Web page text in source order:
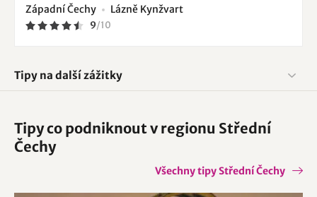
Západní Čechy Lázně Kynžvart
9/10
Tipy na další zážitky
Tipy co podniknout v regionu Střední
Čechy
Všechny tipy Střední Čechy